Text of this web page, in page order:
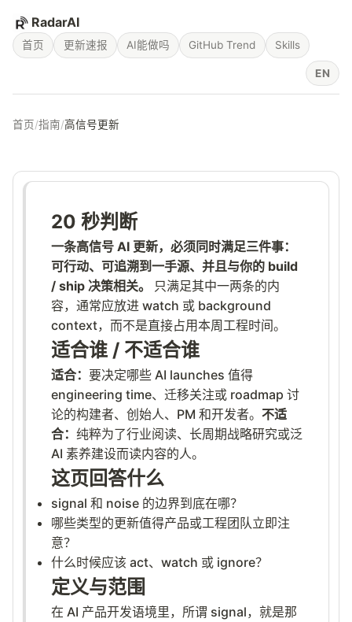
RadarAI
首页 更新速报 AI能做吗 GitHub Trend Skills
EN
首页/指南/高信号更新
20 秒判断
一条高信号 AI 更新，必须同时满足三件事：
可行动、可追溯到一手源、并且与你的 build
/ ship 决策相关。
只满足其中一两条的内
容，通常应放进 watch 或 background
context，而不是直接占用本周工程时间。
适合谁 / 不适合谁
适合： 要决定哪些 AI launches 值得
engineering time、迁移关注或 roadmap 讨
论的构建者、创始人、PM 和开发者。 不适
合： 纯粹为了行业阅读、长周期战略研究或泛
AI 素养建设而读内容的人。
这页回答什么
signal 和 noise 的边界到底在哪？
哪些类型的更新值得产品或工程团队立即注
意？
什么时候应该 act、watch 或 ignore？
定义与范围
在 AI 产品开发语境里，所谓 signal，就是那